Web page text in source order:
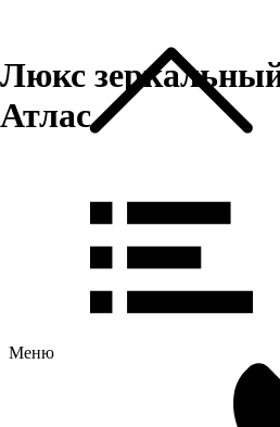
Меню
Люкс
Атлас